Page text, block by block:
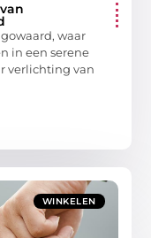
waar
in een serene
verlichting van
WINKELEN